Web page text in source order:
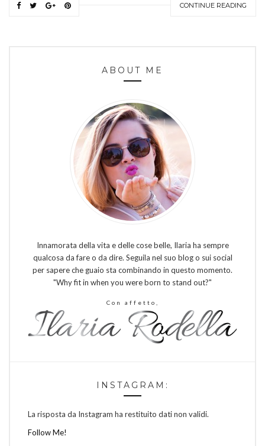
CONTINUE READING
ABOUT ME
Innamorata della vita e delle cose belle, Ilaria ha sempre
qualcosa da fare o da dire. Seguila nel suo blog o sui social
per sapere che guaio sta combinando in questo momento.
"Why fit in when you were born to stand out?"
Con affetto,
INSTAGRAM:
La risposta da Instagram ha restituito dati non validi.
Follow Me!